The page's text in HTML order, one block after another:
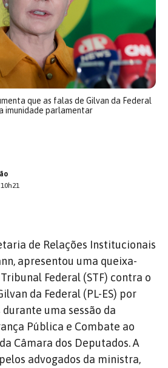
que as falas de Gilvan da Federal
imunidade parlamentar
de Relações Institucionais
apresentou uma queixa-
Federal (STF) contra o
da Federal (PL-ES) por
uma sessão da
Pública e Combate ao
Câmara dos Deputados. A
advogados da ministra,